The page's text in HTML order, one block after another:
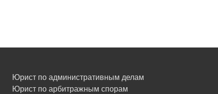
Юрист по административным делам
Юрист по арбитражным спорам